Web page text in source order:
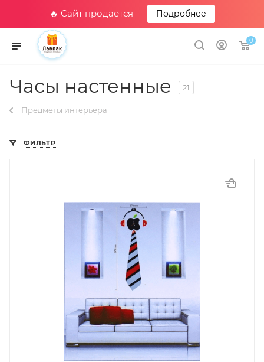
🔥 Сайт продается Подробнее
0
Часы настенные 21
Предметы интерьера
ФИЛЬТР